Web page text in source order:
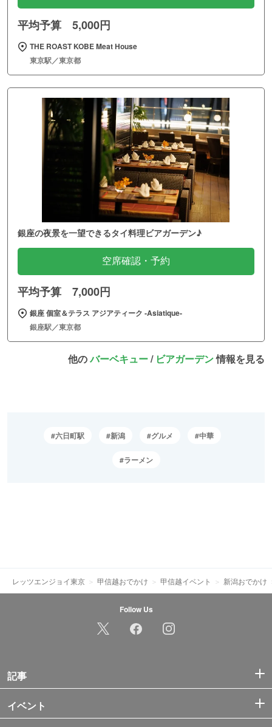
平均予算 5,000円
THE ROAST KOBE Meat House
東京駅／東京都
銀座の夜景を一望できるタイ料理ビアガーデン♪
空席確認・予約
平均予算 7,000円
銀座 個室＆テラス アジアティーク ‐Asiatique‐
銀座駅／東京都
他のバーベキュー/ ビアガーデン情報を見る
六日町駅 新潟 グルメ 中華
ラーメン
レッツエンジョイ東京 甲信越おでかけ 甲信越イベント 新潟おでかけ
Follow Us
記事
イベント